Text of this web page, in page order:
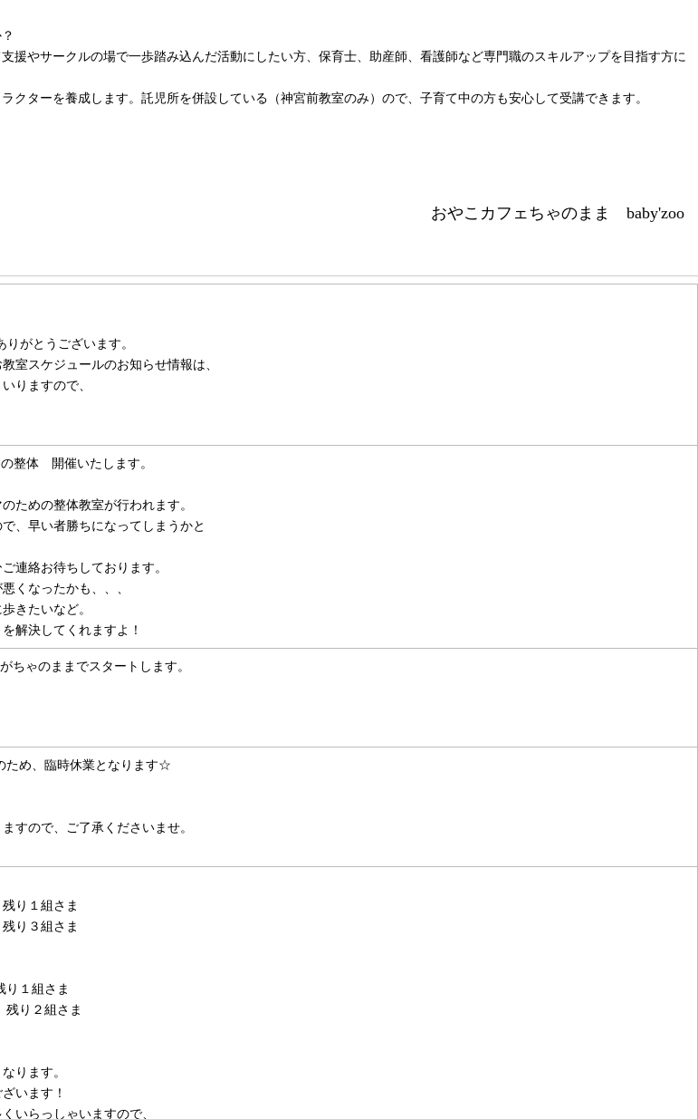
やサークルの場で一歩踏み込んだ活動にしたい方、保育士、助産師、看護師など専門職のスキルアップを目指す方に
ターを養成します。託児所を併設している（神宮前教室のみ）ので、子育て中の方も安心して受講できます。
おやこカフェちゃのまま baby'zoo
がとうございます。
室スケジュールのお知らせ情報は、
りますので、
整体 開催いたします。
ための整体教室が行われます。
、早い者勝ちになってしまうかと
連絡お待ちしております。
くなったかも、、、
きたいなど。
解決してくれますよ！
ちゃのままでスタートします。
め、臨時休業となります☆
すので、ご了承くださいませ。
り１組さま
り３組さま
１組さま
り２組さま
ります。
います！
いらっしゃいますので、